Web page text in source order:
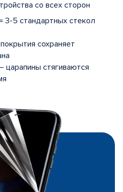
со всех сторон
3-5 стандартных стекол
сохраняет
стягиваются